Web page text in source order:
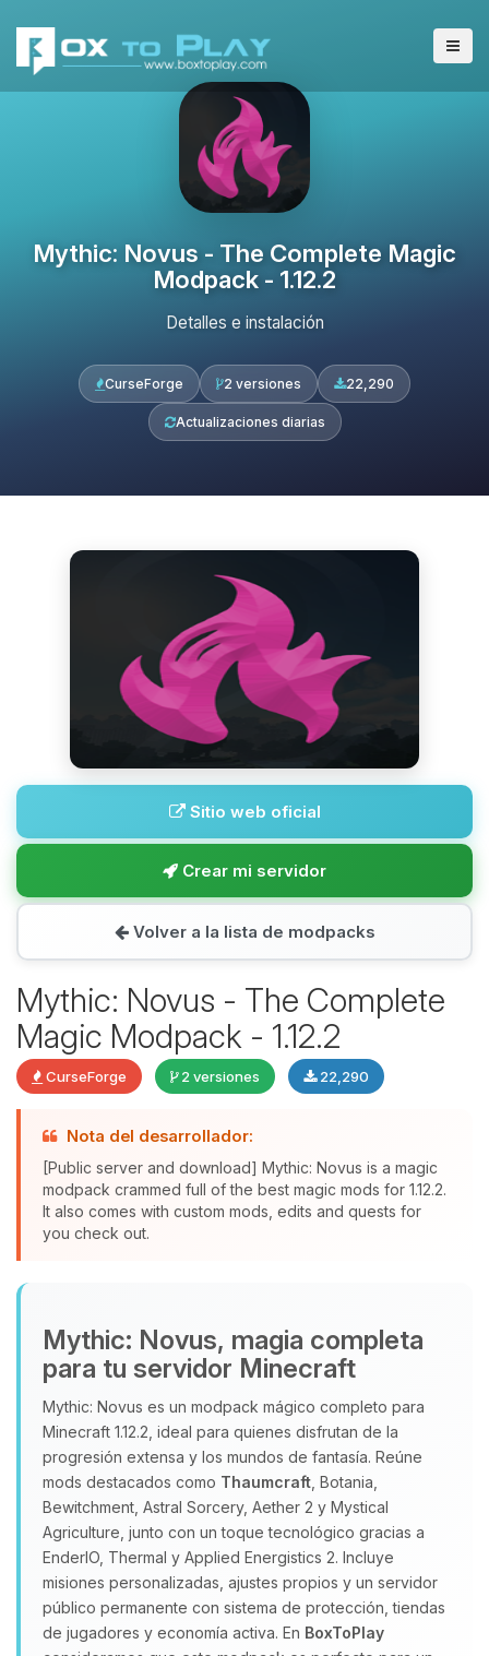
Mythic: Novus - The Complete Magic
Modpack - 1.12.2
Detalles e instalación
CurseForge 2 versiones 22,290
Actualizaciones diarias
Sitio web oficial
Crear mi servidor
Volver a la lista de modpacks
Mythic: Novus - The Complete
Magic Modpack - 1.12.2
CurseForge 2 versiones 22,290
Nota del desarrollador:
[Public server and download] Mythic: Novus is a magic
modpack crammed full of the best magic mods for 1.12.2.
It also comes with custom mods, edits and quests for
you check out.
Mythic: Novus, magia completa
para tu servidor Minecraft
Mythic: Novus es un modpack mágico completo para
Minecraft 1.12.2, ideal para quienes disfrutan de la
progresión extensa y los mundos de fantasía. Reúne
mods destacados como Thaumcraft , Botania,
Bewitchment, Astral Sorcery, Aether 2 y Mystical
Agriculture, junto con un toque tecnológico gracias a
EnderIO, Thermal y Applied Energistics 2. Incluye
misiones personalizadas, ajustes propios y un servidor
público permanente con sistema de protección, tiendas
de jugadores y economía activa. En BoxToPlay
hablar! Soy Choupy, tu pequeno
asistente de BoxToPlay. Cuentame
que necesitas y moveré mis
pequenos circuitos para ayudarte.
08/08/2026 06:28